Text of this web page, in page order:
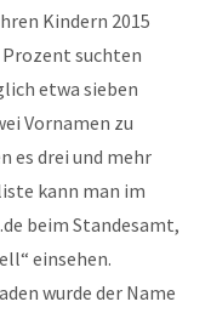
Kindern 2015
suchten
etwa sieben
Vornamen zu
es drei und mehr
kann man im
beim Standesamt,
einsehen.
wurde der Name